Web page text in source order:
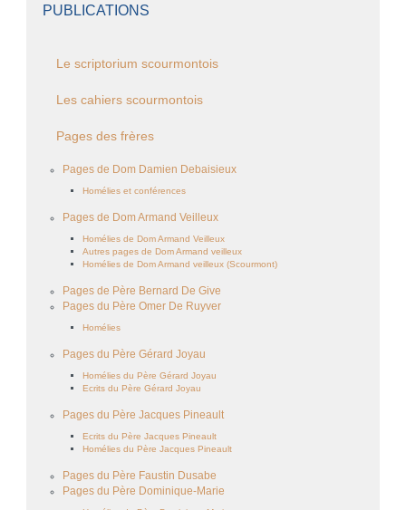
PUBLICATIONS
Le scriptorium scourmontois
Les cahiers scourmontois
Pages des frères
Pages de Dom Damien Debaisieux
Homélies et conférences
Pages de Dom Armand Veilleux
Homélies de Dom Armand Veilleux
Autres pages de Dom Armand veilleux
Homélies de Dom Armand veilleux (Scourmont)
Pages de Père Bernard De Give
Pages du Père Omer De Ruyver
Homélies
Pages du Père Gérard Joyau
Homélies du Père Gérard Joyau
Ecrits du Père Gérard Joyau
Pages du Père Jacques Pineault
Ecrits du Père Jacques Pineault
Homélies du Père Jacques Pineault
Pages du Père Faustin Dusabe
Pages du Père Dominique-Marie